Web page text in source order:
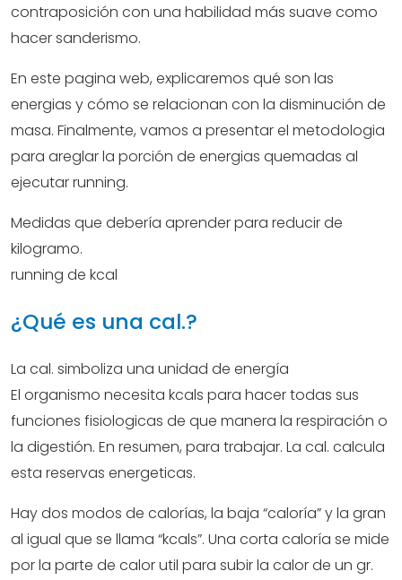
contraposición con una habilidad más suave como
hacer sanderismo.
En este pagina web, explicaremos qué son las
energias y cómo se relacionan con la disminución de
masa. Finalmente, vamos a presentar el metodologia
para areglar la porción de energias quemadas al
ejecutar running.
Medidas que debería aprender para reducir de
kilogramo.
running de kcal
¿Qué es una cal.?
La cal. simboliza una unidad de energía
El organismo necesita kcals para hacer todas sus
funciones fisiologicas de que manera la respiración o
la digestión. En resumen, para trabajar. La cal. calcula
esta reservas energeticas.
Hay dos modos de calorías, la baja “caloría” y la gran
al igual que se llama “kcals”. Una corta caloría se mide
por la parte de calor util para subir la calor de un gr.